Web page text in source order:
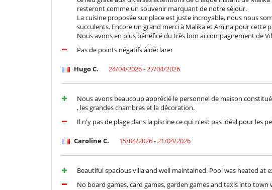
Macchina
Macchina da
Macchina da caffè (chicchi)
Per la vostra comodità e convenienza
Reverse cycle air conditioner
Personale
Qui vicino
La villa si trova su un campo da golf
resteront comme un souvenir marquant de notre séjour.
La cuisine proposée sur place est juste incroyable, nous nous
succulents. Encore un grand merci à Malika et Amina pour cette
Nous avons en plus bénéficé du très bon accompagnement de
Pas de points négatifs à déclarer
Hugo C. 24/04/2026 - 27/04/2026
Nous avons beaucoup apprécié le personnel de maison
, les grandes chambres et la décoration.
Il n'y pas de plage dans la piscine ce qui n'est pas idéal pour les
Caroline C. 15/04/2026 - 21/04/2026
Beautiful spacious villa and well maintained. Pool was heated at
No board games, card games, garden games and taxis into town